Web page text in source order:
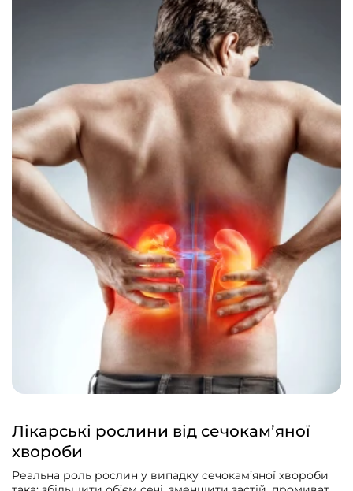
Лікарські рослини від сечокам’яної
хвороби
Реальна роль рослин у випадку сечокам’яної хвороби